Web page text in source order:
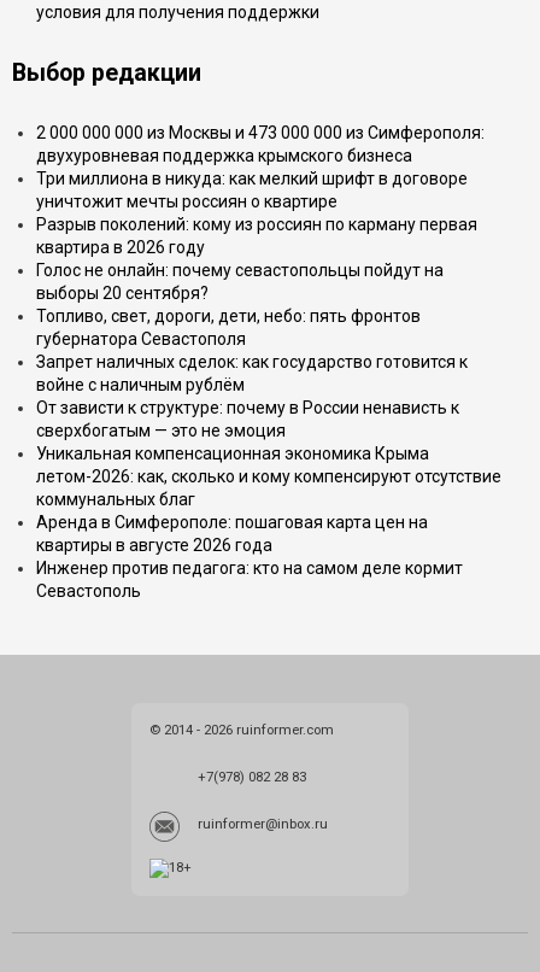
условия для получения поддержки
Выбор редакции
2 000 000 000 из Москвы и 473 000 000 из Симферополя:
двухуровневая поддержка крымского бизнеса
Три миллиона в никуда: как мелкий шрифт в договоре
уничтожит мечты россиян о квартире
Разрыв поколений: кому из россиян по карману первая
квартира в 2026 году
Голос не онлайн: почему севастопольцы пойдут на
выборы 20 сентября?
Топливо, свет, дороги, дети, небо: пять фронтов
губернатора Севастополя
Запрет наличных сделок: как государство готовится к
войне с наличным рублём
От зависти к структуре: почему в России ненависть к
сверхбогатым — это не эмоция
Уникальная компенсационная экономика Крыма
летом-2026: как, сколько и кому компенсируют отсутствие
коммунальных благ
Аренда в Симферополе: пошаговая карта цен на
квартиры в августе 2026 года
Инженер против педагога: кто на самом деле кормит
Севастополь
© 2014 - 2026 ruinformer.com
+7(978) 082 28 83
ruinformer@inbox.ru